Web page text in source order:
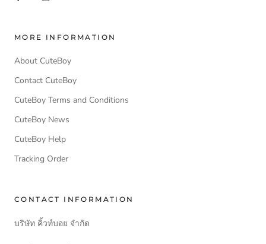
MORE INFORMATION
About CuteBoy
Contact CuteBoy
CuteBoy Terms and Conditions
CuteBoy News
CuteBoy Help
Tracking Order
CONTACT INFORMATION
บริษัท คิ้วท์บอย จำกัด